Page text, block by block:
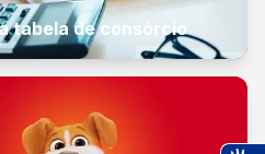
tabela de consórcio